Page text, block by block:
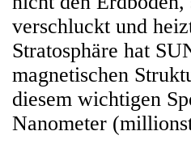
verschluckt und
Stratosphäre hat
magnetischen
diesem wichtigen
Nanometer